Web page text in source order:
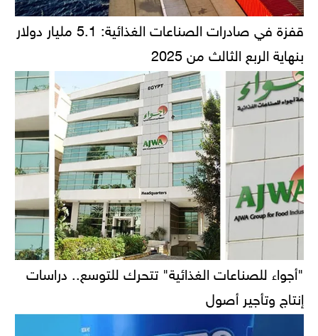
قفزة في صادرات الصناعات الغذائية: 5.1 مليار دولار
بنهاية الربع الثالث من 2025
"أجواء للصناعات الغذائية" تتحرك للتوسع.. دراسات
إنتاج وتأجير أصول